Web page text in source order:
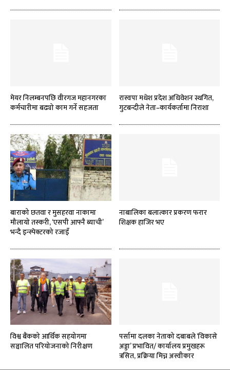
मेयर निलम्बनपछि वीरगज महानगरका
कर्मचारीमा बढ्यो काम गर्ने सहजता
रास्वपा मधेश प्रदेश अधिवेशन स्थगित,
गुटबन्दीले नेता–कार्यकर्तामा निराशा
बाराको छतवा र मुसहरवा नाकामा
मौलायो तस्करी, ‘एसपी आफ्नै ब्याची’
भन्दै इन्स्पेक्टरको रजाइँ
नाबालिका बलात्कार प्रकरण फरार
शिक्षक हाजिर भए
विश्व बैंकको आर्थिक सहयोगमा
सञ्चालित परियोजनाको निरीक्षण
पर्सामा दलका नेताको दबाबले ‘विकासे
अड्डा’ प्रभावित/ कार्यालय प्रमुखहरू
त्रसित, प्रक्रिया मिच्न अस्वीकार